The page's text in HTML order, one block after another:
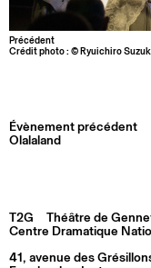
Précédent
Crédit photo : © Ryuichiro
Évènement précédent
Olalaland
T2G
Théâtre de
Centre Dramatique
41, avenue des